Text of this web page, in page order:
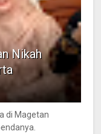
Nikah
di Magetan